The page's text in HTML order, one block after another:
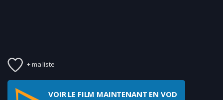
+ ma liste
VOIR LE FILM MAINTENANT EN VOD